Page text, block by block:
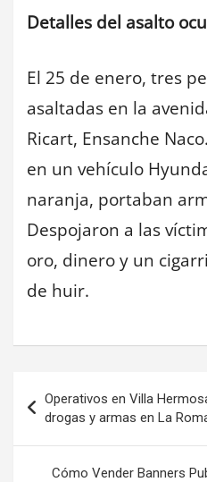
Detalles del asalto
El 25 de enero, tres
asaltadas en la
Ricart, Ensanche
en un vehículo
naranja, portaban
Despojaron a las
oro, dinero y un
de huir.
Navegación
de
entradas
Operativos en Villa
drogas y armas en La
Cómo Vender Banners